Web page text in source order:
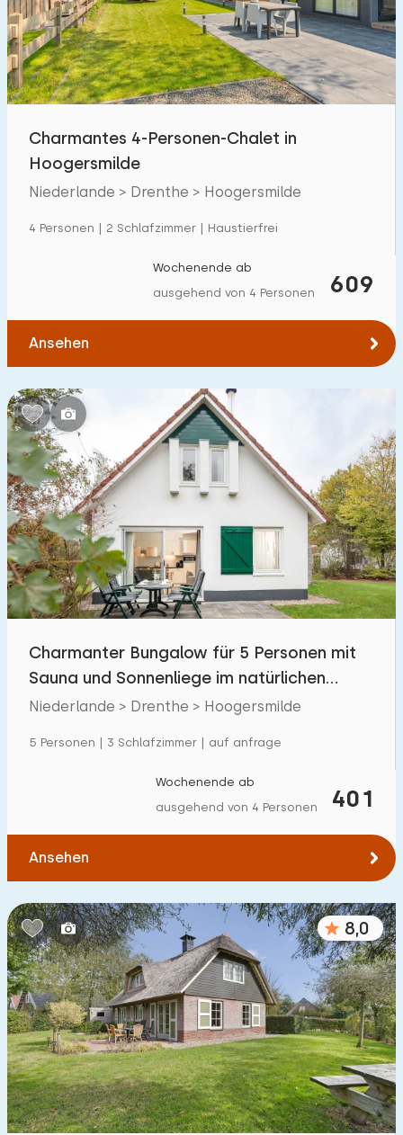
Schwimmbad 2
Eingezäunter Garten 3
Haustierfrei
Ladestation Auto
€ 0 — € 1000+
Schlafzimmern:
1 2 3 4 5
Badezimmer:
1 2 4
Entfernungen
Von Hoogersmilde(max. km):
Zum Meer(max. km):
10 20
1 2
Zum Wasser(max. km):
1 2 5 10 20
Zu öffentlichen Verkehrsmitteln(max. km):
0,2 0,5 1 2 5
Unterkunft
Charmantes 4-Personen-Chalet in
Hoogersmilde
Niederlande > Drenthe > Hoogersmilde
4 Personen | 2 Schlafzimmer | Haustierfrei
609
Wochenende ab
ausgehend von 4 Personen
Ansehen
Charmanter Bungalow für 5 Personen mit
Sauna und Sonnenliege im natürlichen
Drenthe
Niederlande > Drenthe > Hoogersmilde
5 Personen | 3 Schlafzimmer | auf anfrage
401
Wochenende ab
ausgehend von 4 Personen
Ansehen
8,0